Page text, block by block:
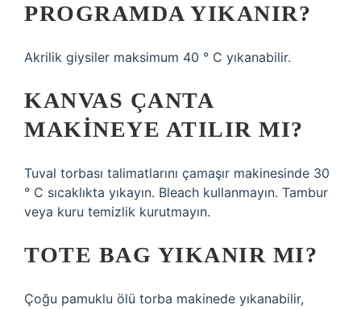
PROGRAMDA YIKANIR?
Akrilik giysiler maksimum 40 ° C yıkanabilir.
KANVAS ÇANTA
MAKINEYE ATILIR MI?
Tuval torbası talimatlarını çamaşır makinesinde 30
° C sıcaklıkta yıkayın. Bleach kullanmayın. Tambur
veya kuru temizlik kurutmayın.
TOTE BAG YIKANIR MI?
Çoğu pamuklu ölü torba makinede yıkanabilir,